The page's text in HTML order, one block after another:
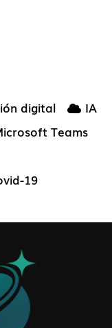
digital
IA
Teams
19